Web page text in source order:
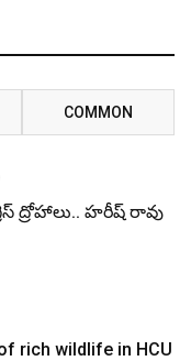
COMMON
ద్రోహాలు.. హరీష్ రావు
rich wildlife in HCU